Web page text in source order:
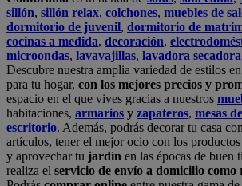
sillón, sillón relax, colchones, muebles de
dormitorio de juvenil, dormitorio de
cocinas a medida, decoración,
microondas, lavavajillas, lavadora secadora
Descubre nuestra amplia variedad de estilos
para tu hogar, con los mejores precios y
espacio en el que vives gracias a nuestros
habitaciones, armarios y zapateros, mesas
escritorio. Además, podrás decorar tu casa
artículos, tener el mejor ocio con los
y aprovechar tu jardín en las épocas de buen
realiza el servicio de envío a domicilio como